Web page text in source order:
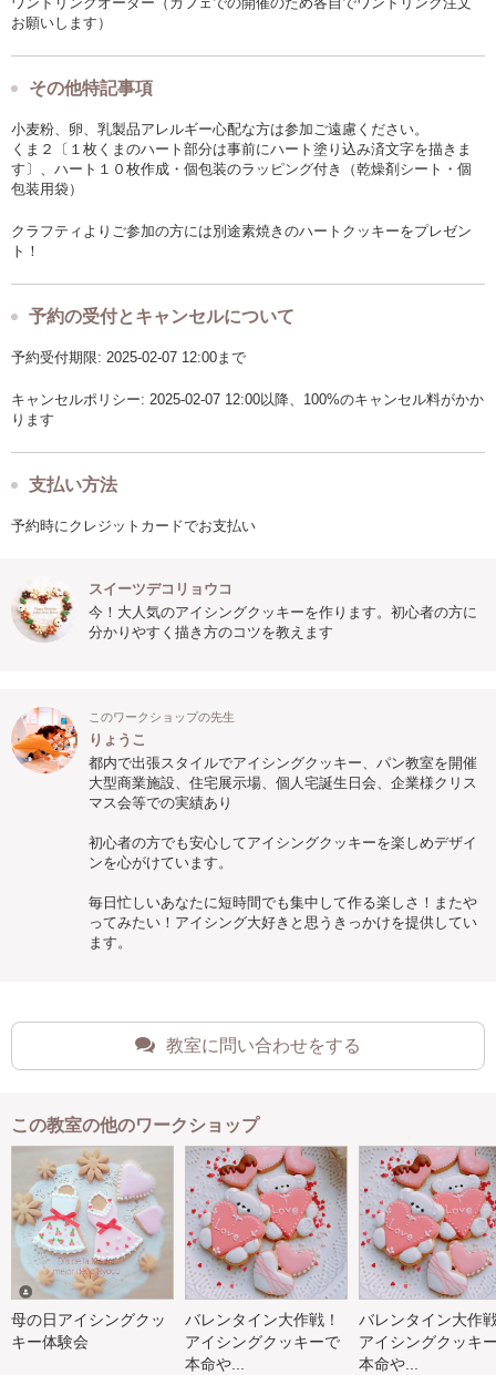
お願いします）
その他特記事項
小麦粉、卵、乳製品アレルギー心配な方は参加ご遠慮ください。
くま２〔１枚くまのハート部分は事前にハート塗り込み済文字を描きま
す〕、ハート１０枚作成・個包装のラッピング付き（乾燥剤シート・個
包装用袋）
クラフティよりご参加の方には別途素焼きのハートクッキーをプレゼン
ト！
予約の受付とキャンセルについて
予約受付期限: 2025-02-07 12:00まで
キャンセルポリシー: 2025-02-07 12:00以降、100%のキャンセル料がかか
ります
支払い方法
予約時にクレジットカードでお支払い
スイーツデコリョウコ
今！大人気のアイシングクッキーを作ります。初心者の方に
分かりやすく描き方のコツを教えます
このワークショップの先生
りょうこ
都内で出張スタイルでアイシングクッキー、パン教室を開催
大型商業施設、住宅展示場、個人宅誕生日会、企業様クリス
マス会等での実績あり
初心者の方でも安心してアイシングクッキーを楽しめデザイ
ンを心がけています。
毎日忙しいあなたに短時間でも集中して作る楽しさ！またや
ってみたい！アイシング大好きと思うきっかけを提供してい
ます。
教室に問い合わせをする
この教室の他のワークショップ
母の日アイシングクッ
キー体験会
バレンタイン大作戦！
アイシングクッキーで
本命や...
バレンタイン大作
アイシングクッキ
本命や...